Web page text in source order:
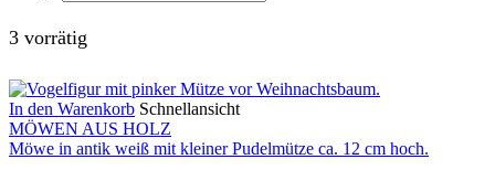
3 vorrätig
In den Warenkorb Schnellansicht
MÖWEN AUS HOLZ
Möwe in antik weiß mit kleiner Pudelmütze ca. 12 cm hoch.